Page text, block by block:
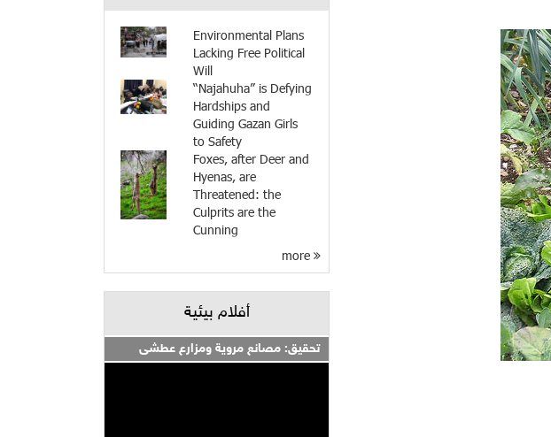
Environmental Plans
Lacking Free Political
Will
“Najahuha” is Defying
Hardships and
Guiding Gazan Girls
to Safety
Foxes, after Deer and
Hyenas, are
Threatened: the
Culprits are the
Cunning
أفلام بيئية
تحقيق: مصانع مروية ومزارع عطشى